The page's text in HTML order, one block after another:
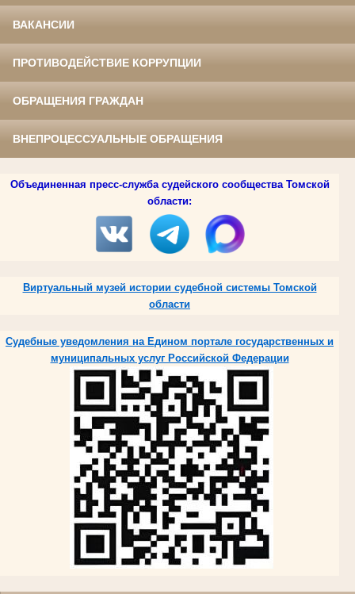
ВАКАНСИИ
ПРОТИВОДЕЙСТВИЕ КОРРУПЦИИ
ОБРАЩЕНИЯ ГРАЖДАН
ВНЕПРОЦЕССУАЛЬНЫЕ ОБРАЩЕНИЯ
Объединенная пресс-служба судейского сообщества Томской
области:
Виртуальный музей истории судебной системы Томской
области
Судебные уведомления на Едином портале государственных и
муниципальных услуг Российской Федерации